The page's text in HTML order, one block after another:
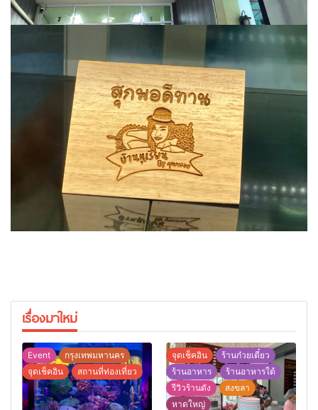
เรื่องมาใหม่
Event
กรุงเทพมหานคร
จุดเช็คอิน
สถานที่ท่องเที่ยว
จุดเช็คอิน
ร้านก๋วยเตี๋ยว
ร้านอาหาร
ร้านอาหารใต้
รีวิวร้านดัง
สงขลา
หาดใหญ่